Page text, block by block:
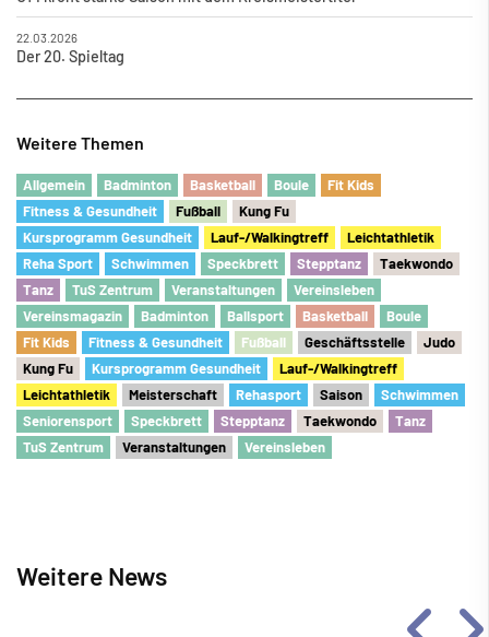
22.03.2026
Der 20. Spieltag
Weitere Themen
Allgemein Badminton Basketball Boule
Fit Kids
Fitness & Gesundheit
Fußball
Kung Fu
Kursprogramm Gesundheit
Lauf-/Walkingtreff
Leichtathletik
Reha Sport
Schwimmen Speckbrett Stepptanz
Taekwondo
Tanz
TuS Zentrum Veranstaltungen
Vereinsleben
Vereinsmagazin
Badminton Ballsport Basketball
Boule
Fit Kids
Fitness & Gesundheit Fußball Geschäftsstelle
Judo
Kung Fu
Kursprogramm Gesundheit
Lauf-/Walkingtreff
Leichtathletik
Meisterschaft Rehasport Saison
Schwimmen
Seniorensport
Speckbrett Stepptanz Taekwondo
Tanz
TuS Zentrum
Veranstaltungen Vereinsleben
Weitere News